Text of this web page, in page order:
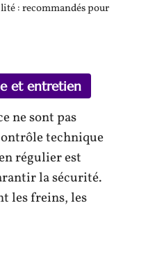
: recommandés pour
et entretien
ne sont pas
technique
régulier est
la sécurité.
les freins, les